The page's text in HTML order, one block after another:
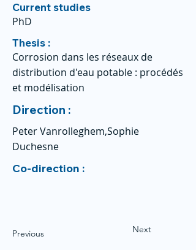
Current studies
PhD
Thesis :
Corrosion dans les réseaux de
distribution d'eau potable : procédés
et modélisation
Direction :
Peter Vanrolleghem,Sophie
Duchesne
Co-direction :
Previous Next